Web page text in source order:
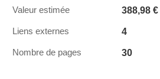
Valeur estimée 388,98 €
Liens externes 4
Nombre de pages 30